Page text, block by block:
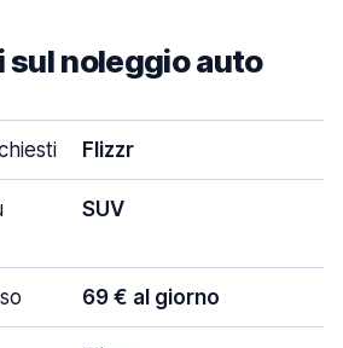
sul noleggio auto
Flizzr
SUV
69 € al giorno